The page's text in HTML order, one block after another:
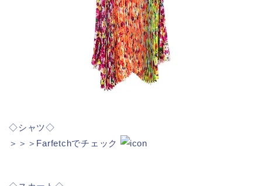
◇シャツ◇
＞＞＞Farfetchでチェック